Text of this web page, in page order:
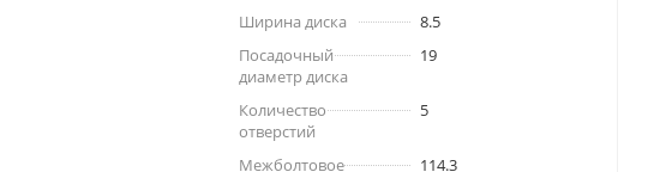
Ширина диска
8.5
Посадочный
диаметр диска
19
Количество
отверстий
5
Межболтовое
114.3